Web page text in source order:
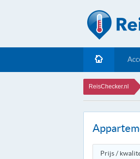
ReisChecker.nl
Prijs /